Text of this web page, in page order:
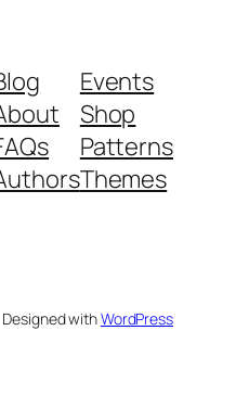
Events
Shop
Patterns
Themes
Designed withWordPress